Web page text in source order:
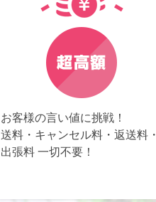
お客様の言い値に挑戦！
送料・キャンセル料・返送料・
出張料 一切不要！